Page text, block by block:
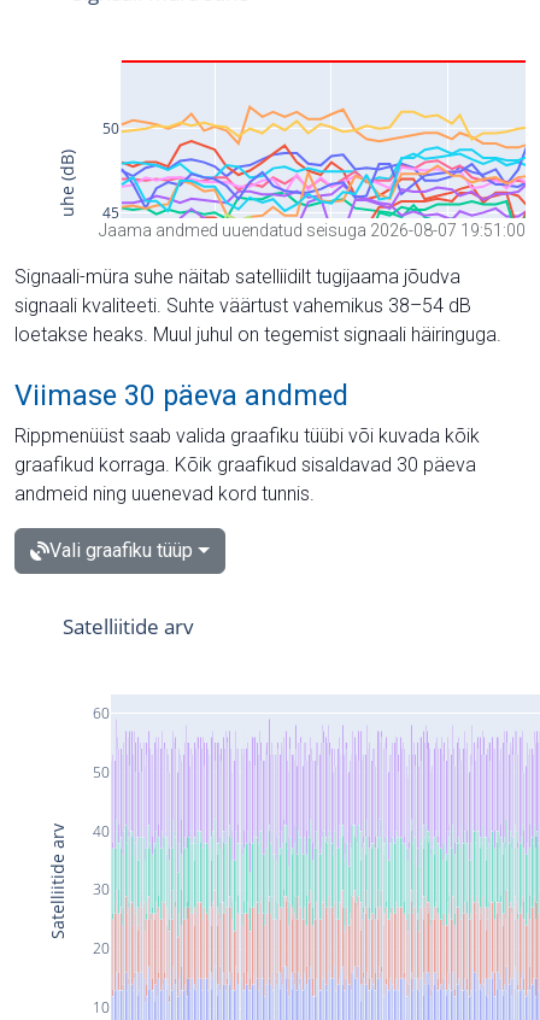
Jaama andmed uuendatud seisuga 2026-08-07 19:51:00
Signaali-müra suhe näitab satelliidilt tugijaama jõudva
signaali kvaliteeti. Suhte väärtust vahemikus 38–54 dB
loetakse heaks. Muul juhul on tegemist signaali häiringuga.
Viimase 30 päeva andmed
Rippmenüüst saab valida graafiku tüübi või kuvada kõik
graafikud korraga. Kõik graafikud sisaldavad 30 päeva
andmeid ning uuenevad kord tunnis.
Vali graafiku tüüp
10
20
30
40
50
60
Satelliitide arv
Satelliitide arv